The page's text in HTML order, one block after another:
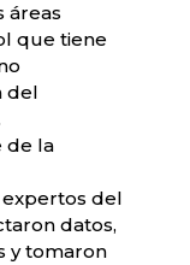
áreas
que tiene
del
de la
expertos del
datos,
y tomaron